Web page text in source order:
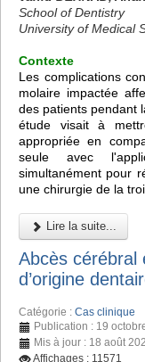
School of Dentistry
University of Medical
Contexte
Les complications
molaire impactée
des patients pendant
étude visait à
appropriée en
seule avec
simultanément pour
une chirurgie de la
Lire la suite...
Abcès cérébral
d’origine
Catégorie : Cas clinique
Publication : 19
Mis à jour : 18 août
Affichages : 11571